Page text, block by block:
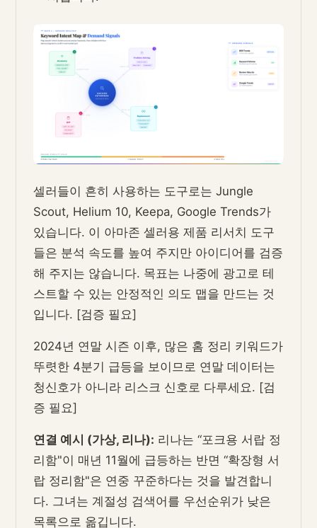
셀러들이 흔히 사용하는 도구로는 Jungle
Scout, Helium 10, Keepa, Google Trends가
있습니다. 이 아마존 셀러용 제품 리서치 도구
들은 분석 속도를 높여 주지만 아이디어를 검증
해 주지는 않습니다. 목표는 나중에 광고로 테
스트할 수 있는 안정적인 의도 맵을 만드는 것
입니다. [검증 필요]
2024년 연말 시즌 이후, 많은 홈 정리 키워드가
뚜렷한 4분기 급등을 보이므로 연말 데이터는
청신호가 아니라 리스크 신호로 다루세요. [검
증 필요]
연결 예시 (가상, 리나): 리나는 “포크용 서랍 정
리함"이 매년 11월에 급등하는 반면 “확장형 서
랍 정리함"은 연중 꾸준하다는 것을 발견합니
다. 그녀는 계절성 검색어를 우선순위가 낮은
목록으로 옮깁니다.